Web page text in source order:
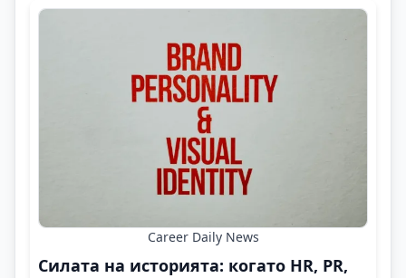
Career Daily News
Силата на историята: когато HR, PR,